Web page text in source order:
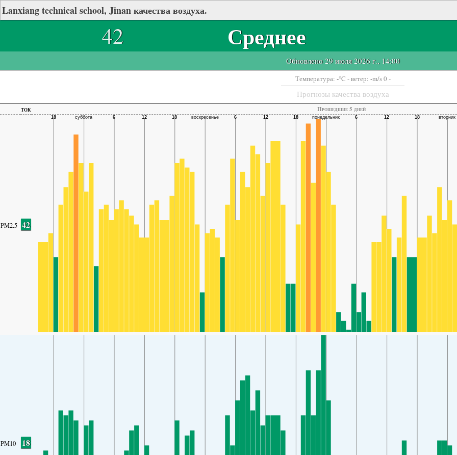
Lanxiang technical school, Jinan качества воздуха.
42 Среднее
Обновлено 29 июля 2026 г., 14:00
Температура: -°C - ветер: -m/s 0 -
Прогнозы качества воздуха
ток Прошедшие 5 дней
PM2.5 42
PM10 18